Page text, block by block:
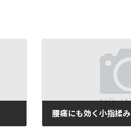
腰痛にも効く小指揉み